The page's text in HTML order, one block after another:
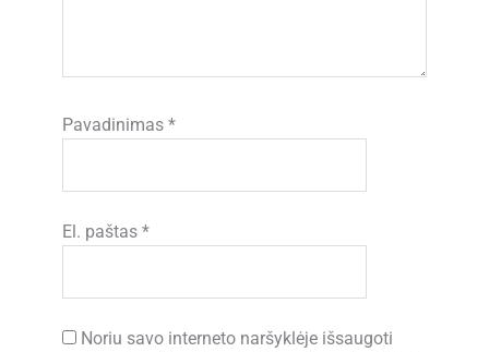
Pavadinimas*
El. paštas*
Noriu savo interneto naršyklėje išsaugoti